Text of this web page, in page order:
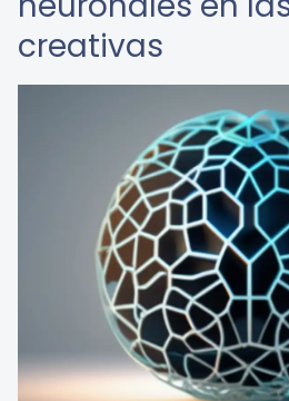
creativas